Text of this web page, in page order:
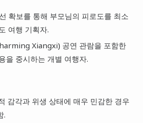
확보를 통해 부모님의 피로도를 최소
여행 기획자.
Xiangxi) 공연 관람을 포함한
을 중시하는 개별 여행자.
감각과 위생 상태에 매우 민감한 경우
.